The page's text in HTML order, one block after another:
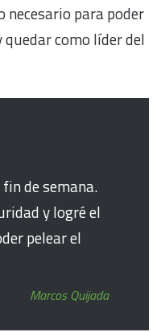
para poder
como líder del
de semana.
y logré el
pelear el
Marcos Quijada